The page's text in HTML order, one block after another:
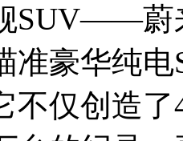
SUV——蔚
准豪华纯
不仅创造